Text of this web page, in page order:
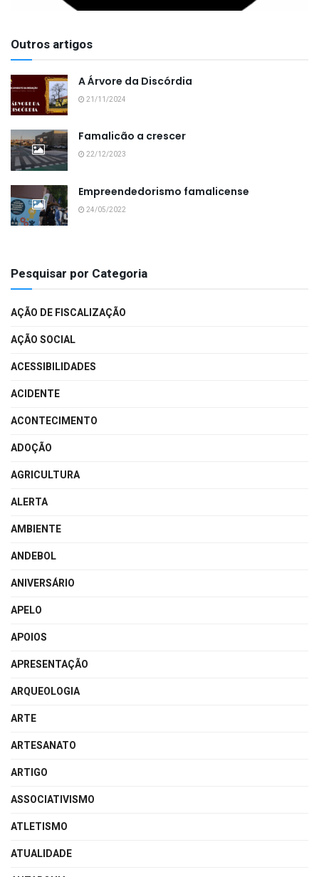
Outros artigos
A Árvore da Discórdia
21/11/2024
Famalicão a crescer
22/12/2023
Empreendedorismo famalicense
24/05/2022
Pesquisar por Categoria
AÇÃO DE FISCALIZAÇÃO
AÇÃO SOCIAL
ACESSIBILIDADES
ACIDENTE
ACONTECIMENTO
ADOÇÃO
AGRICULTURA
ALERTA
AMBIENTE
ANDEBOL
ANIVERSÁRIO
APELO
APOIOS
APRESENTAÇÃO
ARQUEOLOGIA
ARTE
ARTESANATO
ARTIGO
ASSOCIATIVISMO
ATLETISMO
ATUALIDADE